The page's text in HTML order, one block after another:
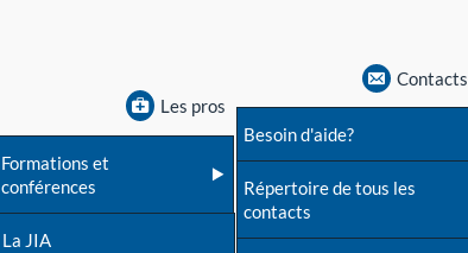
Les pros
Formations et
conférences
La JIA
Contacts
Besoin d'aide?
Répertoire de tous les
contacts